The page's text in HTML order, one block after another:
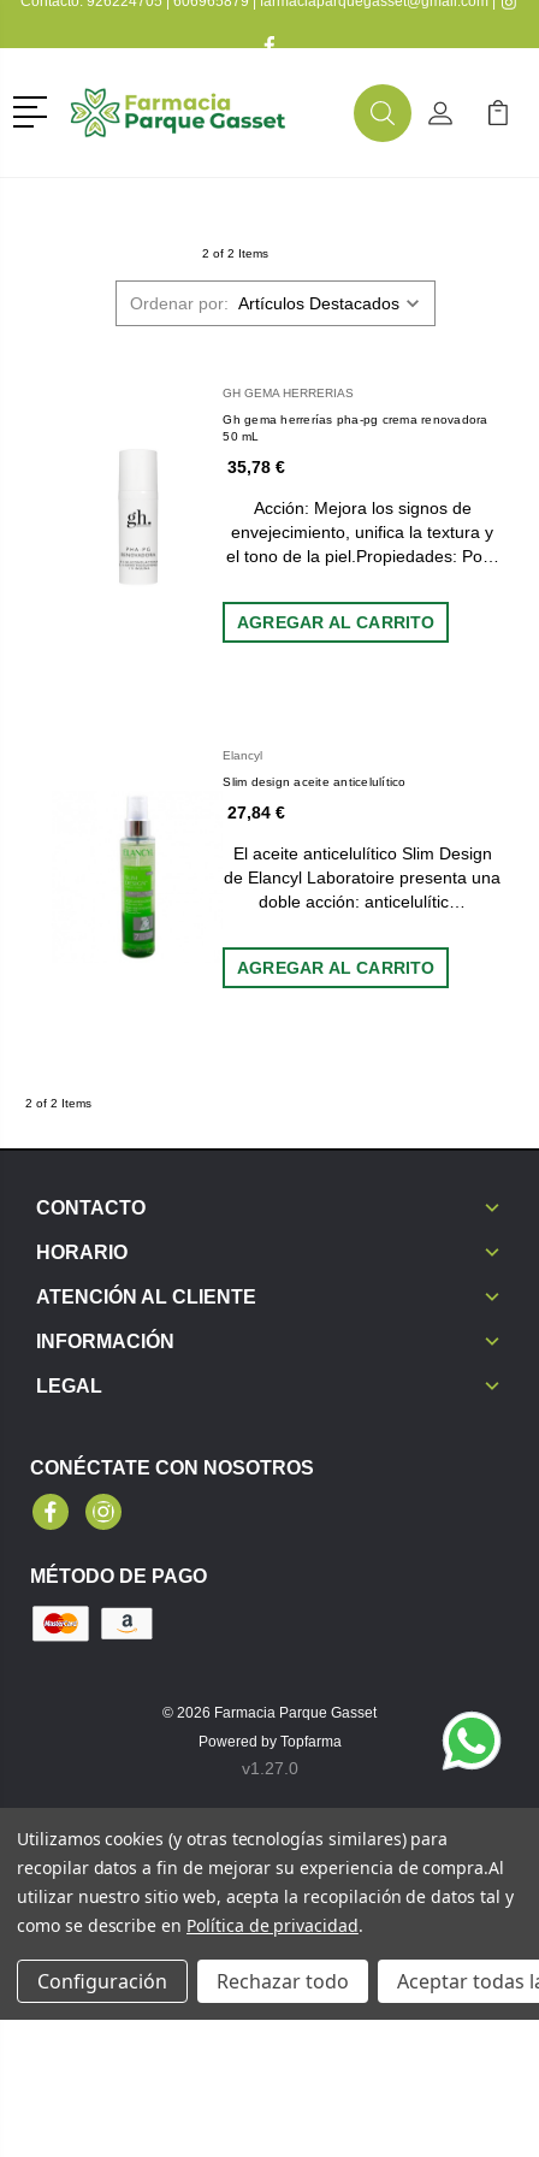
Menú
BuscarMi Cuenta
Mi
2 of 2 Items
Ordenar por:
GH GEMA HERRERIAS
Gh gema herrerías pha-pg crema renovadora
50 mL
35,78 €
Acción: Mejora los signos de
envejecimiento, unifica la textura y
el tono de la piel.Propiedades: Po…
AGREGAR AL CARRITO
Elancyl
Slim design aceite anticelulítico
27,84 €
El aceite anticelulítico Slim Design
de Elancyl Laboratoire presenta una
doble acción: anticelulític…
AGREGAR AL CARRITO
2 of 2 Items
CONTACTO
HORARIO
ATENCIÓN AL CLIENTE
INFORMACIÓN
LEGAL
CONÉCTATE CON NOSOTROS
FacebookInstagram
MÉTODO DE PAGO
© 2026 Farmacia Parque Gasset
Powered by Topfarma
v1.27.0
Utilizamos cookies (y otras tecnologías similares) para
recopilar datos a fin de mejorar su experiencia de compra.Al
utilizar nuestro sitio web, acepta la recopilación de datos tal y
como se describe en Política de privacidad.
Configuración Rechazar todo Aceptar todas